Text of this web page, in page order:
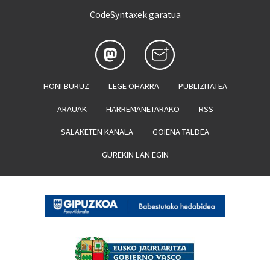
CodeSyntaxek garatua
HONI BURUZ LEGE OHARRA PUBLIZITATEA
ARAUAK HARREMANETARAKO RSS
SALAKETEN KANALA GOIENA TALDEA
GUREKIN LAN EGIN